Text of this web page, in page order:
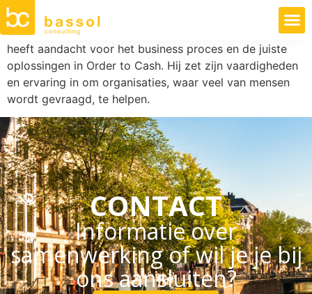
heeft aandacht voor het business proces en de juiste
oplossingen in Order to Cash. Hij zet zijn vaardigheden
en ervaring in om organisaties, waar veel van mensen
wordt gevraagd, te helpen.
CONTACT
Informatie over
samenwerking of wil je je bij
ons aansluiten?